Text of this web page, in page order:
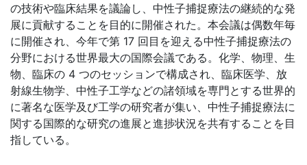
の技術や臨床結果を議論し、中性子捕捉療法の継続的な発
展に貢献することを目的に開催された。本会議は偶数年毎
に開催され、今年で第 17 回目を迎える中性子捕捉療法の
分野における世界最大の国際会議である。化学、物理、生
物、臨床の 4 つのセッションで構成され、臨床医学、放
射線生物学、中性子工学などの諸領域を専門とする世界的
に著名な医学及び工学の研究者が集い、中性子捕捉療法に
関する国際的な研究の進展と進捗状況を共有することを目
指している。